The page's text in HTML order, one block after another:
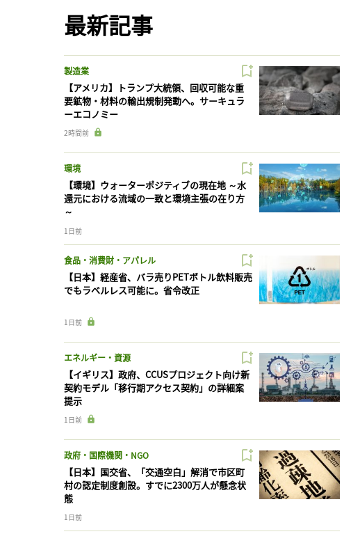
最新記事
製造業
【アメリカ】トランプ大統領、回収可能な重
要鉱物・材料の輸出規制発動へ。サーキュラ
ーエコノミー
2時間前
環境
【環境】ウォーターポジティブの現在地 ～水
還元における流域の一致と環境主張の在り方
～
1日前
食品・消費財・アパレル
【日本】経産省、バラ売りPETボトル飲料販売
でもラベルレス可能に。省令改正
1日前
エネルギー・資源
【イギリス】政府、CCUSプロジェクト向け新
契約モデル「移行期アクセス契約」の詳細案
提示
1日前
政府・国際機関・NGO
【日本】国交省、「交通空白」解消で市区町
村の認定制度創設。すでに2300万人が懸念状
態
1日前